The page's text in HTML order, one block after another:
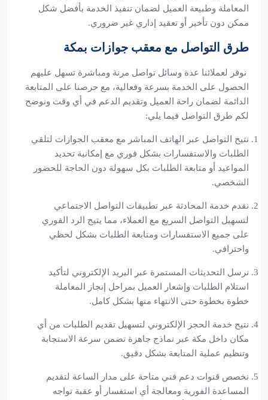
المعاملة وطبيعة العميل لضمان تنفيذ الخدمة بأفضل شكل
ممكن دون تأخير أو تعقيد إداري غير ضروري.
طرق التواصل مع معقب جوازات بمكة
نوفر لعملائنا عدة وسائل تواصل مرنة ومباشرة تسهل عليهم
الحصول على الخدمة بسرعة وفعالية، مع حرصنا على المتابعة
الدائمة لضمان راحة العميل وتقديم الدعم في أي وقت ونوضح
لكم طرق التواصل فيما يلي:
نتيح التواصل عبر الهاتف المباشر مع معقب الجوازات لتلقي
الطلبات والاستفسارات بشكل فوري مع إمكانية تحديد
المواعيد أو متابعة الطلبات بكل سهولة دون الحاجة للحضور
الشخصي.
نقدم خدمة المحادثة عبر تطبيقات التواصل الاجتماعي
لتسهيل التواصل السريع مع العملاء، مما يتيح الرد الفوري
على جميع الاستفسارات ومتابعة الطلبات بشكل لحظي
واحترافي.
نرسل التحديثات المستمرة عبر البريد الإلكتروني لتأكيد
استلام الطلبات وإشعار العميل بمراحل إنجاز المعاملة
خطوة بخطوة حتى الانتهاء منها بشكل كامل.
نتيح خدمة الحجز الإلكتروني لتسهيل تقديم الطلبات من أي
مكان داخل مكة عبر نماذج جاهزة تضمن سرعة الاستجابة
وتنظيم عملية المتابعة بشكل دقيق.
نخصص قنوات دعم فني متاحة على مدار الساعة لتقديم
المساعدة الفورية ومعالجة أي استفسار أو عقبة تواجه